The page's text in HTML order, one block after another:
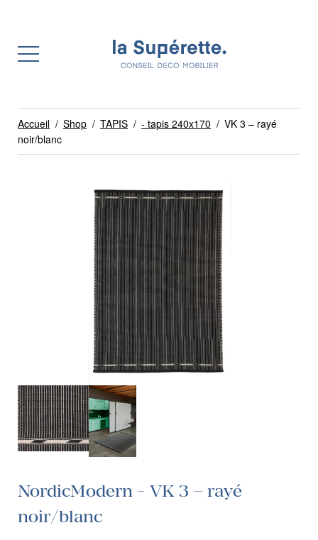
Accueil / Shop / TAPIS / - tapis 240x170 / VK 3 – rayé
noir/blanc
NordicModern - VK 3 – rayé
noir/blanc